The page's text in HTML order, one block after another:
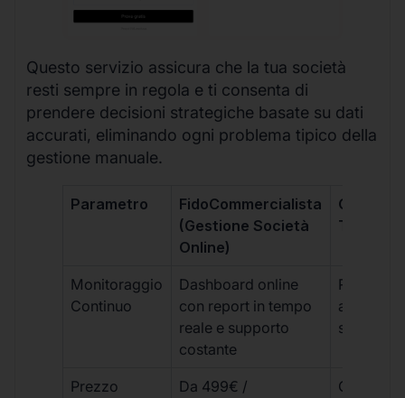
Questo servizio assicura che la tua società
resti sempre in regola e ti consenta di
prendere decisioni strategiche basate su dati
accurati, eliminando ogni problema tipico della
gestione manuale.
Parametro
FidoCommercialista
(Gestione Società
Online)
Monitoraggio
Continuo
Dashboard online
con report in tempo
reale e supporto
costante
Report
sporadici
Prezzo
Da 499€ /
Costi